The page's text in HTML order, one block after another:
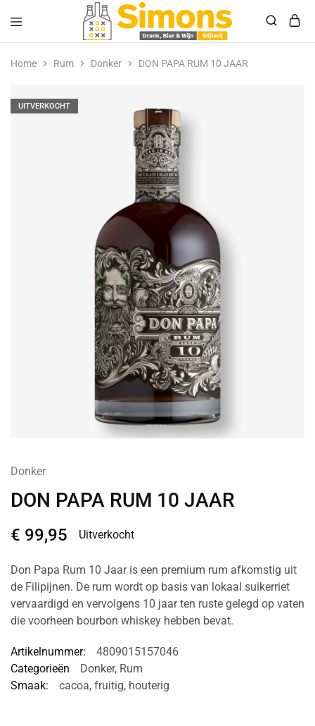
Simonsdrank.nl
Drank,
&
Home Rum Donker DON PAPA RUM 10 JAAR
UITVERKOCHT
Donker
DON PAPA RUM 10 JAAR
€ 99,95 Uitverkocht
Don Papa Rum 10 Jaar is een premium rum afkomstig uit
de Filipijnen. De rum wordt op basis van lokaal suikerriet
vervaardigd en vervolgens 10 jaar ten ruste gelegd op vaten
die voorheen bourbon whiskey hebben bevat.
Artikelnummer:
4809015157046
Categorieën
Donker, Rum
Smaak:
cacoa, fruitig, houterig